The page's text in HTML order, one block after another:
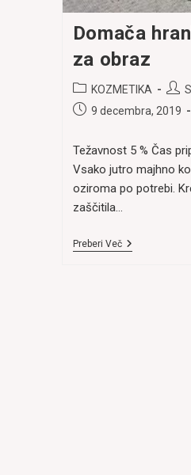
Domača
za obraz
Post
category:
KOZMETIKA
Post
Post9 decembra, 2019
Težavnost 5 % Čas
Vsako jutro majhno
oziroma po potrebi.
zaščitila…
Preberi VečDomača